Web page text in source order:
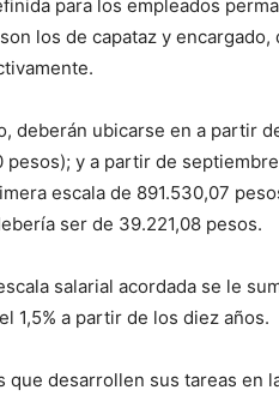
para los empleados
los de capataz y encargado,
deberán ubicarse en a partir
y a partir de
escala de 891.530,07
ser de 39.221,08 pesos.
salarial acordada se le
1,5% a partir de los diez años.
que desarrollen sus tareas en